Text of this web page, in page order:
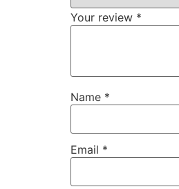
Your review *
Name *
Email *